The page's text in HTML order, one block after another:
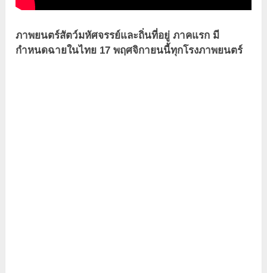
ภาพยนตร์สัตว์มหัศจรรย์และถิ่นที่อยู่ ภาคแรก มี
กำหนดฉายในไทย 17 พฤศจิกายนนี้ทุกโรงภาพยนตร์